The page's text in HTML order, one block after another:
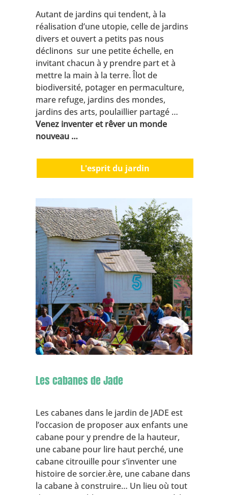
Autant de jardins qui tendent, à la
réalisation d’une utopie, celle de jardins
divers et ouvert a petits pas nous
déclinons sur une petite échelle, en
invitant chacun à y prendre part et à
mettre la main à la terre. Îlot de
biodiversité, potager en permaculture,
mare refuge, jardins des mondes,
jardins des arts, poulaillier partagé …
Venez inventer et rêver un monde
nouveau …
L'esprit du jardin
Les cabanes de Jade
Les cabanes dans le jardin de JADE est
l’occasion de proposer aux enfants une
cabane pour y prendre de la hauteur,
une cabane pour lire haut perché, une
cabane citrouille pour s’inventer une
histoire de sorcier.ère, une cabane dans
la cabane à construire… Un lieu où tout